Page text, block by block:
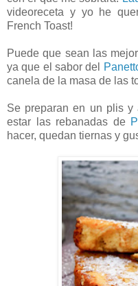
videoreceta y yo he
French Toast!
Puede que sean las
ya que el sabor del
canela de la masa de las
Se preparan en un plis y
estar las rebanadas de
hacer, quedan tiernas y